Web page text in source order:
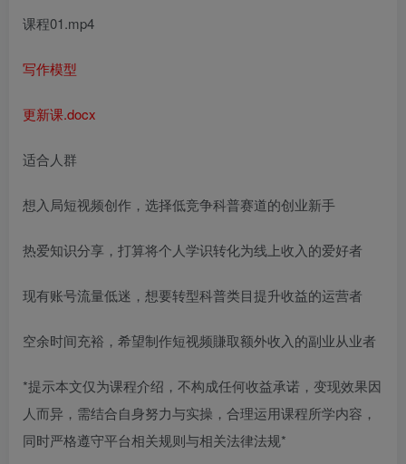
课程01.mp4
写作模型
更新课.docx
适合人群
想入局短视频创作，选择低竞争科普赛道的创业新手
热爱知识分享，打算将个人学识转化为线上收入的爱好者
现有账号流量低迷，想要转型科普类目提升收益的运营者
空余时间充裕，希望制作短视频賺取额外收入的副业从业者
*提示本文仅为课程介绍，不构成任何收益承诺，变现效果因
人而异，需结合自身努力与实操，合理运用课程所学内容，
同时严格遵守平台相关规则与相关法律法规*